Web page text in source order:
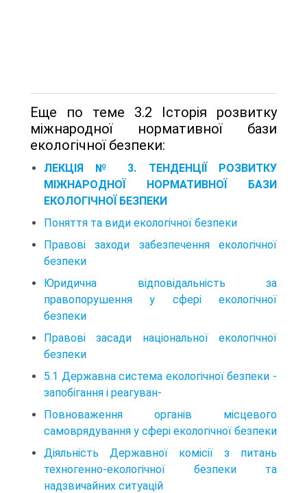
Еще по теме 3.2 Історія розвитку
міжнародної нормативної бази
екологічної безпеки:
ЛЕКЦІЯ № 3. ТЕНДЕНЦІЇ РОЗВИТКУ
МІЖНАРОДНОЇ НОРМАТИВНОЇ БАЗИ
ЕКОЛОГІЧНОЇ БЕЗПЕКИ
Поняття та види екологічної безпеки
Правові заходи забезпечення екологічної
безпеки
Юридична відповідальність за
правопорушення у сфері екологічної
безпеки
Правові засади національної екологічної
безпеки
5.1 Державна система екологічної безпеки -
запобігання і реагуван-
Повноваження органів місцевого
самоврядування у сфері екологічної безпеки
Діяльність Державної комісії з питань
техногенно-екологічної безпеки та
надзвичайних ситуацій